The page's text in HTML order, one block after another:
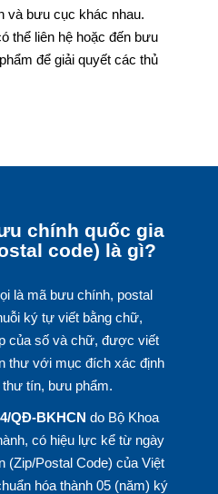
và bưu cục khác nhau.
thể liên hệ hoặc đến bưu
để giải quyết các thủ
chính quốc gia
code) là gì?
là mã bưu chính, postal
ký tự viết bằng chữ,
của số và chữ, được viết
thư với mục đích xác định
tín, bưu phẩm.
QĐ-BKHCN do Bộ Khoa
có hiệu lực kể từ ngày
(Zip/Postal Code) của Việt
hóa thành 05 (năm) ký